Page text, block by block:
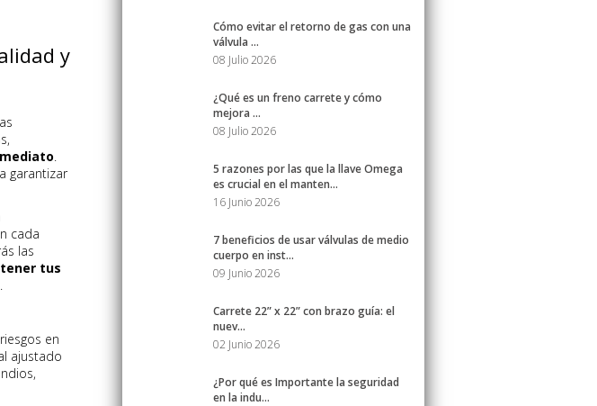
y
.
garantizar
cada
las
tus
en
ajustado
Cómo evitar el retorno de gas con una
válvula ...
08 Julio 2026
¿Qué es un freno carrete y cómo
mejora ...
08 Julio 2026
5 razones por las que la llave Omega
es crucial en el manten...
16 Junio 2026
7 beneficios de usar válvulas de medio
cuerpo en inst...
09 Junio 2026
Carrete 22” x 22” con brazo guía: el
nuev...
02 Junio 2026
¿Por qué es Importante la seguridad
en la indu...